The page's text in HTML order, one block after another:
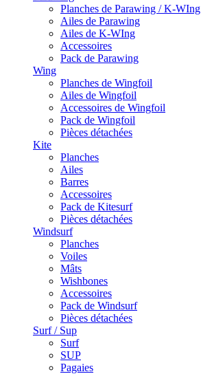
Planches de Parawing / K-WIng
Ailes de Parawing
Ailes de K-WIng
Accessoires
Pack de Parawing
Wing
Planches de Wingfoil
Ailes de Wingfoil
Accessoires de Wingfoil
Pack de Wingfoil
Pièces détachées
Kite
Planches
Ailes
Barres
Accessoires
Pack de Kitesurf
Pièces détachées
Windsurf
Planches
Voiles
Mâts
Wishbones
Accessoires
Pack de Windsurf
Pièces détachées
Surf / Sup
Surf
SUP
Pagaies